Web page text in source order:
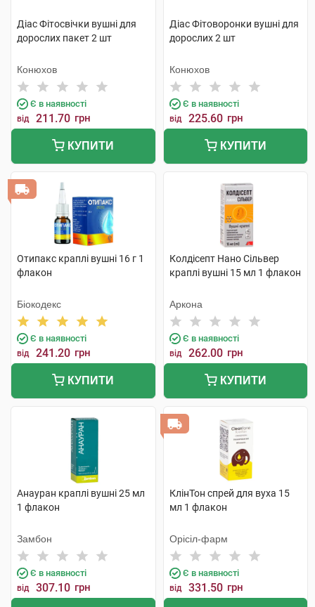
Діас Фітосвічки вушні для
дорослих пакет 2 шт
Конюхов
Є в наявності
від 211.70 грн
КУПИТИ
Діас Фітоворонки вушні для
дорослих 2 шт
Конюхов
Є в наявності
від 225.60 грн
КУПИТИ
Отипакс краплі вушні 16 г 1
флакон
Біокодекс
Є в наявності
від 241.20 грн
КУПИТИ
Колдісепт Нано Сільвер
краплі вушні 15 мл 1 флакон
Аркона
Є в наявності
від 262.00 грн
КУПИТИ
Анауран краплі вушні 25 мл
1 флакон
Замбон
Є в наявності
від 307.10 грн
КлінТон спрей для вуха 15
мл 1 флакон
Орісіл-фарм
Є в наявності
від 331.50 грн